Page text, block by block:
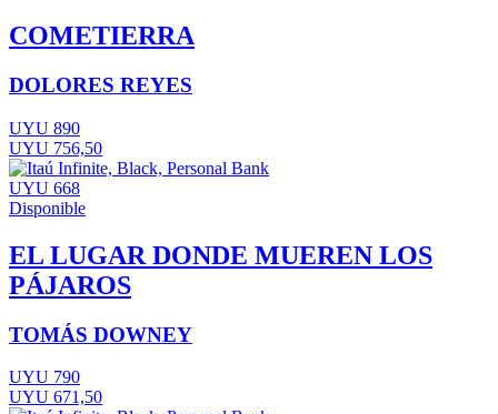
COMETIERRA
DOLORES REYES
UYU 890
UYU 756,50
UYU 668
Disponible
EL LUGAR DONDE MUEREN LOS
PÁJAROS
TOMÁS DOWNEY
UYU 790
UYU 671,50